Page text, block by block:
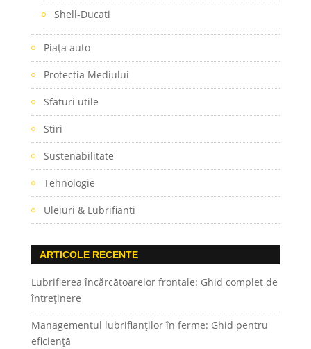
Shell-Ducati
Piaţa auto
Protectia Mediului
Sfaturi utile
Stiri
Sustenabilitate
Tehnologie
Uleiuri & Lubrifianti
ARTICOLE RECENTE
Lubrifierea încărcătoarelor frontale: Ghid complet de
întreținere
Managementul lubrifianților în ferme: Ghid pentru
eficiență